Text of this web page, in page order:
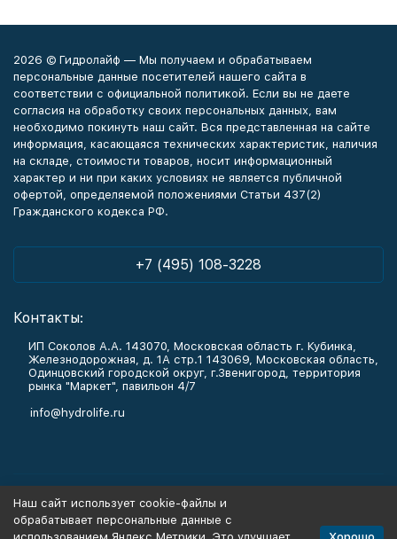
2026 © Гидролайф — Мы получаем и обрабатываем
персональные данные посетителей нашего сайта в
соответствии с официальной политикой. Если вы не даете
согласия на обработку своих персональных данных, вам
необходимо покинуть наш сайт. Вся представленная на сайте
информация, касающаяся технических характеристик, наличия
на складе, стоимости товаров, носит информационный
характер и ни при каких условиях не является публичной
офертой, определяемой положениями Статьи 437(2)
Гражданского кодекса РФ.
+7 (495) 108-3228
Контакты:
ИП Соколов А.А. 143070, Московская область г. Кубинка,
Железнодорожная, д. 1А стр.1 143069, Московская область,
Одинцовский городской округ, г.Звенигород, территория
рынка "Маркет", павильон 4/7
info@hydrolife.ru
Информация
Наш сайт использует cookie-файлы и
обрабатывает персональные данные с
Хорошо